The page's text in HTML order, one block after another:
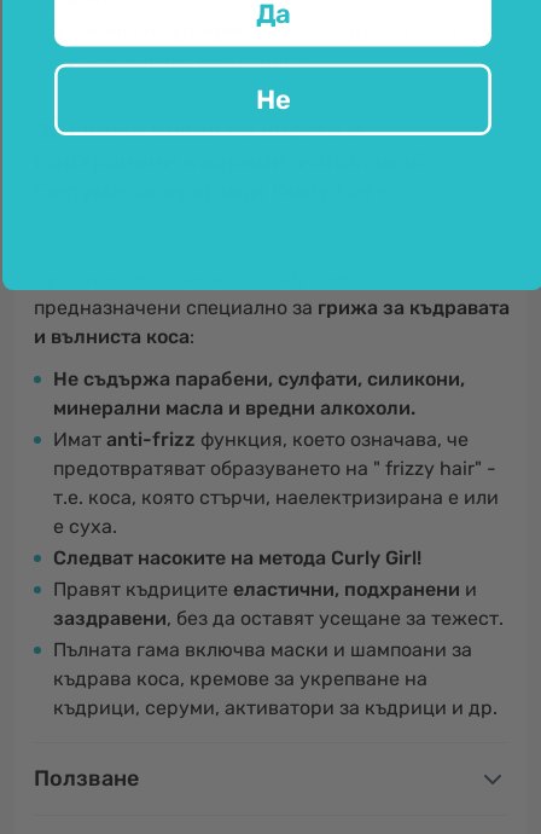
2 начина на употреба -като серум за коса или
за освежаване на къдрици.
За свежа визия на косата и
предназначени специално за грижа за къдравата
и вълниста коса:
Не съдържа парабени, сулфати, силикони,
минерални масла и вредни алкохоли.
Имат anti-frizz функция, което означава, че
предотвратяват образуването на " frizzy hair" -
т.е. коса, която стърчи, наелектризирана е или
е суха.
Следват насоките на метода Curly Girl!
Правят къдриците еластични, подхранени и
заздравени, без да оставят усещане за тежест.
Пълната гама включва маски и шампоани за
къдрава коса, кремове за укрепване на
къдрици, серуми, активатори за къдрици и др.
Ползване
Да
Не